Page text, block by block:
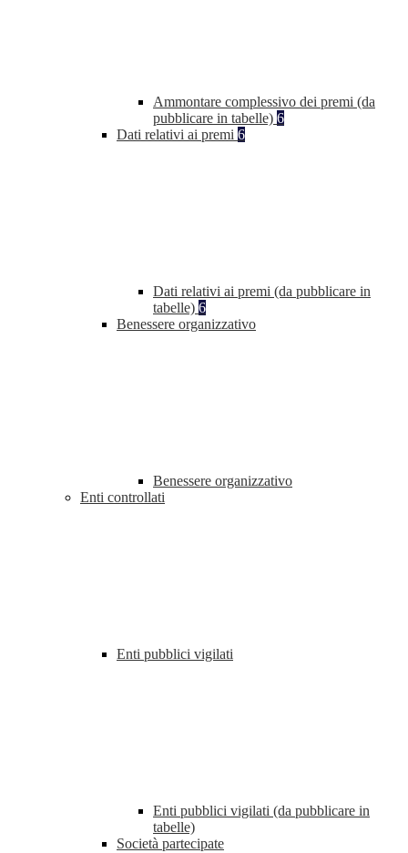
Ammontare complessivo dei premi (da
pubblicare in tabelle) 6
Dati relativi ai premi 6
Dati relativi ai premi (da pubblicare in
tabelle) 6
Benessere organizzativo
Benessere organizzativo
Enti controllati
Enti pubblici vigilati
Enti pubblici vigilati (da pubblicare in
tabelle)
Società partecipate